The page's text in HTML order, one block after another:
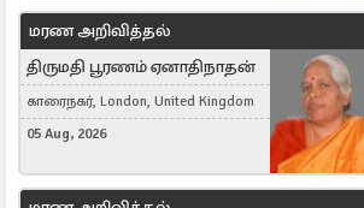
மரண அறிவித்தல்
திருமதி பூரணம் ஏனாதிநாதன்
காரைநகர், London, United Kingdom
05 Aug, 2026